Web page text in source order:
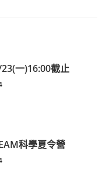
一)16:00截止
科學夏令營